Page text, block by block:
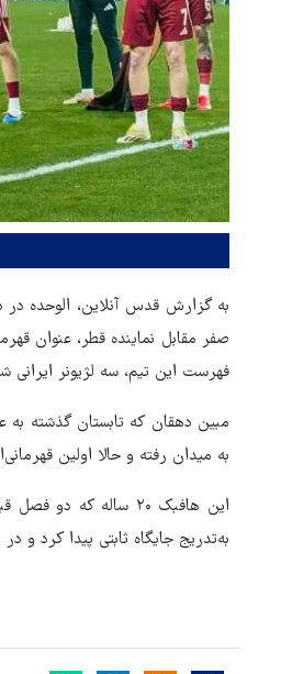
به گزارش قدس آنلاین، الوحده در
فهرست این تیم، سه لژیونر
به میدان رفته و حالا اولین
این هافبک ۲۰ ساله
به‌تدریج جایگاه ثابتی پیدا کرد و
است!